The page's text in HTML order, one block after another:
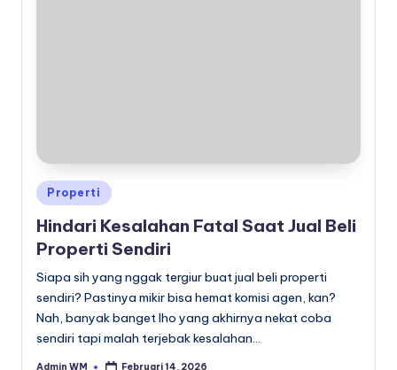
Posted
in
Properti
Hindari Kesalahan Fatal Saat Jual Beli
Properti Sendiri
Siapa sih yang nggak tergiur buat jual beli properti
sendiri? Pastinya mikir bisa hemat komisi agen, kan?
Nah, banyak banget lho yang akhirnya nekat coba
sendiri tapi malah terjebak kesalahan…
Admin WM Februari 14, 2026